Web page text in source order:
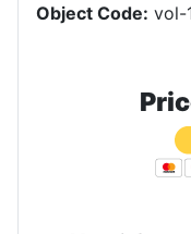
Object Code: vol-